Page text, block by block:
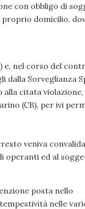
con obbligo di
proprio domicilio,
e, nel corso del
dalla Sorveglianza
citata violazione,
(CB), per ivi
veniva
operanti ed al
posta nello
nelle